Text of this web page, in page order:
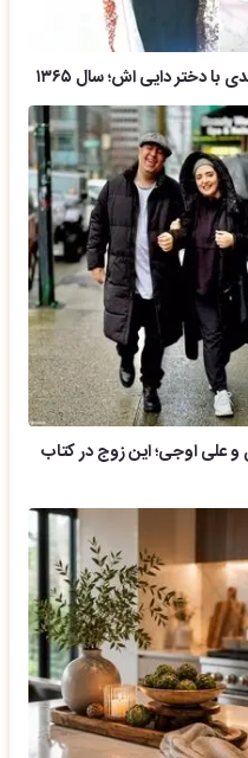
دختر دایی اش؛ سال ۱۳۶۵
علی اوجی؛ این زوج در کتاب